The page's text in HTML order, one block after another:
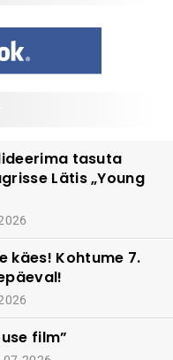
tasuta
Lätis „Young
käes! Kohtume 7.
film”